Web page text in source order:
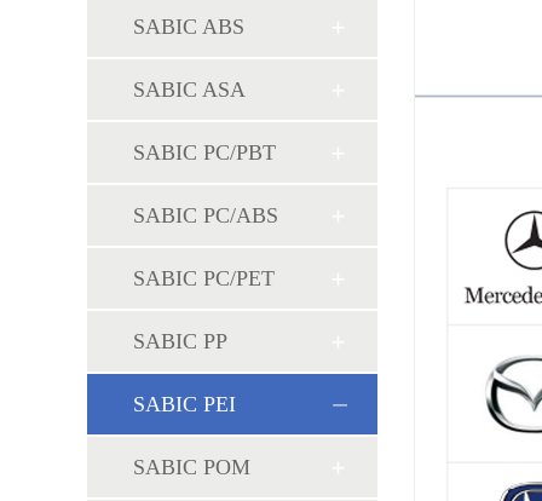
SABIC ABS
SABIC ASA
SABIC PC/PBT
SABIC PC/ABS
SABIC PC/PET
SABIC PP
SABIC PEI
SABIC POM